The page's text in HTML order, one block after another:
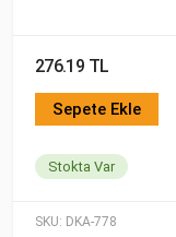
SKU: DKA-778
276.19 TL
Sepete Ekle
Stokta Var